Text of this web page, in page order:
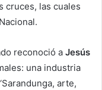
cruces, las cuales
reconoció a Jesús
una industria
arte,